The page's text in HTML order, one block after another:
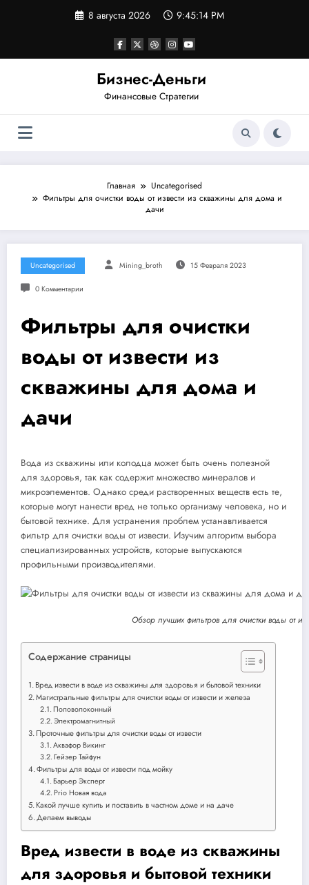
8 августа 2026 9:45:15 PM
Бизнес-Деньги
Финансовые Стратегии
Главная
Uncategorised
Фильтры для очистки воды от извести из скважины для дома и
дачи
Uncategorised Mining_broth 15 Февраля 2023
0 Комментарии
Фильтры для очистки
воды от извести из
скважины для дома и
дачи
Вода из скважины или колодца может быть очень полезной
для здоровья, так как содержит множество минералов и
микроэлементов. Однако среди растворенных веществ есть те,
которые могут нанести вред не только организму человека, но и
бытовой технике. Для устранения проблем устанавливается
фильтр для очистки воды от извести. Изучим алгоритм выбора
специализированных устройств, которые выпускаются
профильными производителями.
Обзор лучших фильтров для очистки воды от
Содержание страницы
Вред извести в воде из скважины для здоровья и бытовой техники
Магистральные фильтры для очистки воды от извести и железа
Половолоконный
Электромагнитный
Проточные фильтры для очистки воды от извести
Аквафор Викинг
Гейзер Тайфун
Фильтры для воды от извести под мойку
Барьер Эксперт
Prio Новая вода
Какой лучше купить и поставить в частном доме и на даче
Делаем выводы
Вред извести в воде из скважины
для здоровья и бытовой техники